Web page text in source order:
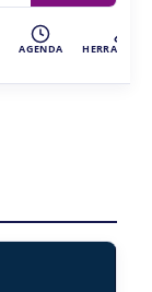
AGENDA